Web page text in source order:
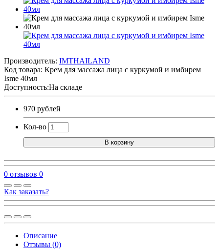
Производитель: IMTHAILAND
Код товара: Крем для массажа лица с куркумой и имбирем
Isme 40мл
Доступность:На складе
970 рублей
Кол-во
В корзину
0 отзывов 0
Как заказать?
Описание
Отзывы (0)